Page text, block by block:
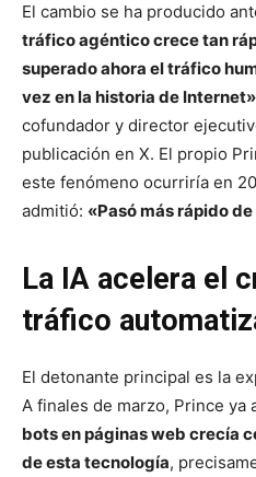
El cambio se ha producido
tráfico agéntico crece tan
superado ahora el tráfico
vez en la historia de Internet»
cofundador y director
publicación en X. El propio
este fenómeno ocurriría en
admitió: «Pasó más rápido
La IA acelera el
tráfico
El detonante principal es la
A finales de marzo, Prince ya
bots en páginas web crecía
de esta tecnología,